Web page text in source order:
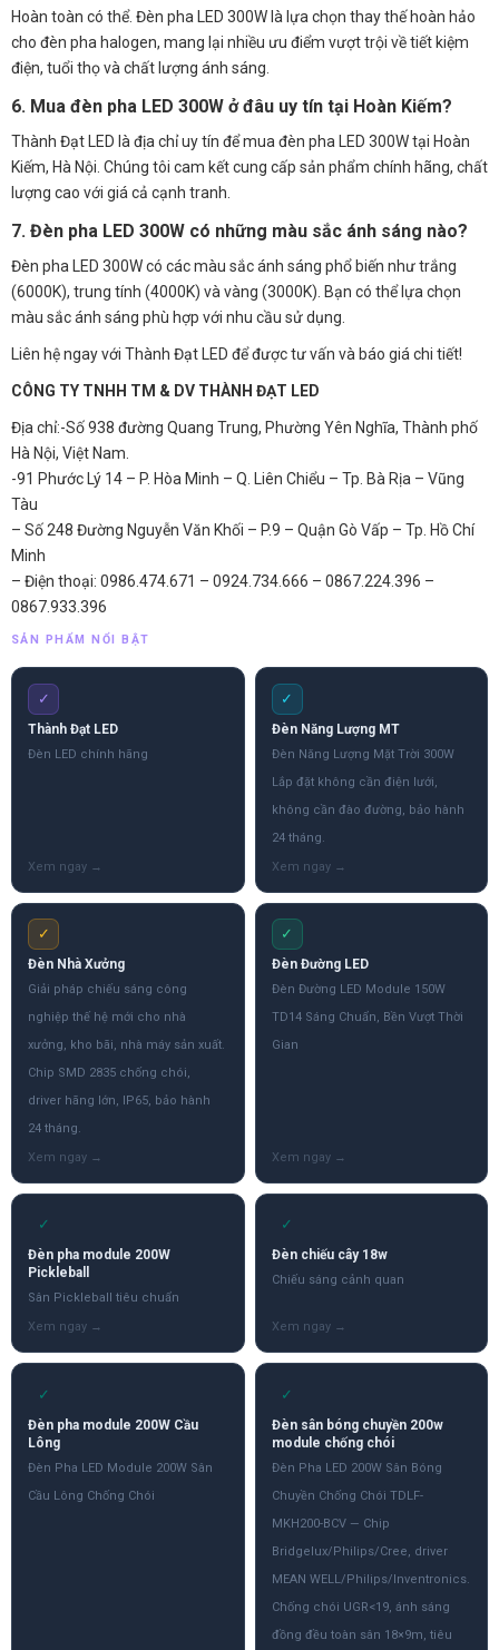
Hoàn toàn có thể. Đèn pha LED 300W là lựa chọn thay thế hoàn hảo
cho đèn pha halogen, mang lại nhiều ưu điểm vượt trội về tiết kiệm
điện, tuổi thọ và chất lượng ánh sáng.
6. Mua đèn pha LED 300W ở đâu uy tín tại Hoàn Kiếm?
Thành Đạt LED là địa chỉ uy tín để mua đèn pha LED 300W tại Hoàn
Kiếm, Hà Nội. Chúng tôi cam kết cung cấp sản phẩm chính hãng, chất
lượng cao với giá cả cạnh tranh.
7. Đèn pha LED 300W có những màu sắc ánh sáng nào?
Đèn pha LED 300W có các màu sắc ánh sáng phổ biến như trắng
(6000K), trung tính (4000K) và vàng (3000K). Bạn có thể lựa chọn
màu sắc ánh sáng phù hợp với nhu cầu sử dụng.
Liên hệ ngay với Thành Đạt LED để được tư vấn và báo giá chi tiết!
CÔNG TY TNHH TM & DV THÀNH ĐẠT LED
Địa chỉ:-Số 938 đường Quang Trung, Phường Yên Nghĩa, Thành phố
Hà Nội, Việt Nam.
-91 Phước Lý 14 – P. Hòa Minh – Q. Liên Chiểu – Tp. Bà Rịa – Vũng
Tàu
– Số 248 Đường Nguyễn Văn Khối – P.9 – Quận Gò Vấp – Tp. Hồ Chí
Minh
– Điện thoại: 0986.474.671 – 0924.734.666 – 0867.224.396 –
0867.933.396
SẢN PHẨM NỔI BẬT
✓
Thành Đạt LED
Đèn LED chính hãng
✓
Đèn Năng Lượng MT
Đèn Năng Lượng Mặt Trời 300W
Lắp đặt không cần điện lưới,
không cần đào đường, bảo hành
24 tháng.
✓
Đèn Nhà Xưởng
Giải pháp chiếu sáng công
nghiệp thế hệ mới cho nhà
xưởng, kho bãi, nhà máy sản xuất.
Chip SMD 2835 chống chói,
driver hãng lớn, IP65, bảo hành
24 tháng.
✓
Đèn Đường LED
Đèn Đường LED Module 150W
TD14 Sáng Chuẩn, Bền Vượt Thời
Gian
✓
Đèn pha module 200W
Pickleball
Sân Pickleball tiêu chuẩn
✓
Đèn chiếu cây 18w
Chiếu sáng cảnh quan
✓
Đèn pha module 200W Cầu
Lông
Đèn Pha LED Module 200W Sân
Cầu Lông Chống Chói
✓
Đèn sân bóng chuyền 200w
module chống chói
Đèn Pha LED 200W Sân Bóng
Chuyền Chống Chói TDLF-
MKH200-BCV — Chip
Bridgelux/Philips/Cree, driver
MEAN WELL/Philips/Inventronics.
Chống chói UGR<19, ánh sáng
đồng đều toàn sân 18×9m, tiêu